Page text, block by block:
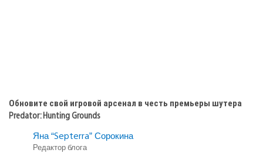
Обновите свой игровой арсенал в честь премьеры шутера
Predator: Hunting Grounds
Яна “Septerra” Сорокина
Редактор блога